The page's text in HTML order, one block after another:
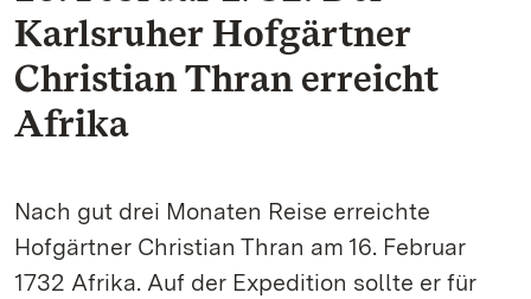
Karlsruher Hofgärtner
Christian Thran erreicht
Afrika
Nach gut drei Monaten Reise erreichte
Hofgärtner Christian Thran am 16. Februar
1732 Afrika. Auf der Expedition sollte er für